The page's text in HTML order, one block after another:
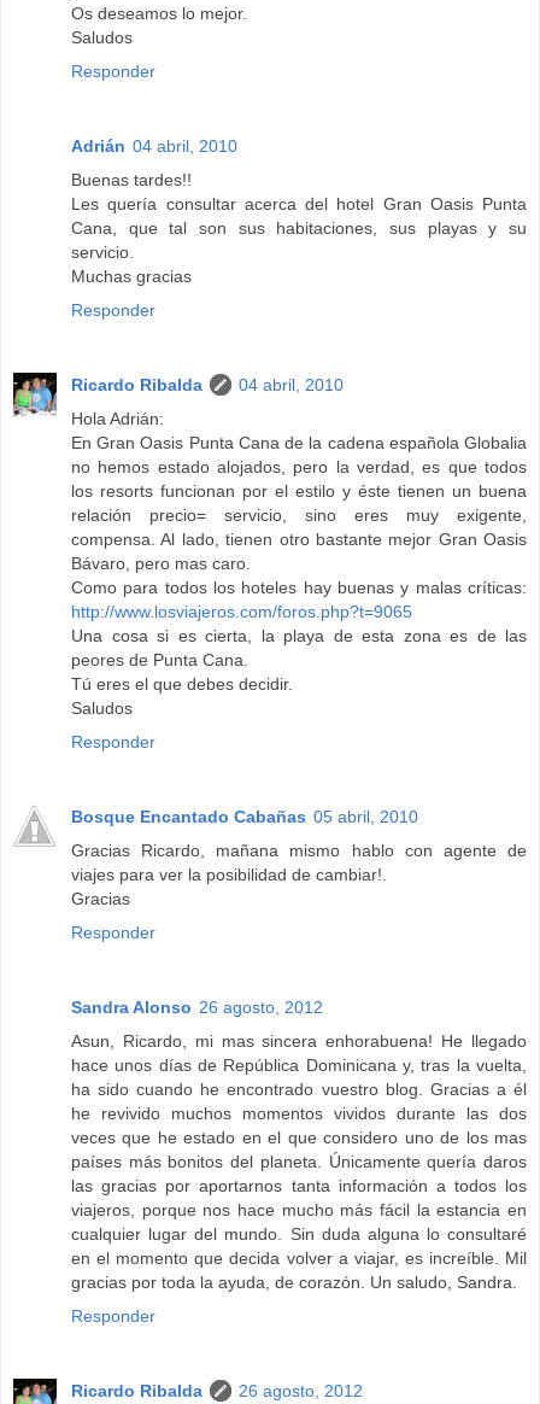
Os deseamos lo mejor.
Saludos
Responder
Adrián 04 abril, 2010
Buenas tardes!!
Les quería consultar acerca del hotel Gran Oasis Punta
Cana, que tal son sus habitaciones, sus playas y su
servicio.
Muchas gracias
Responder
Ricardo Ribalda
04 abril, 2010
Hola Adrián:
En Gran Oasis Punta Cana de la cadena española Globalia
no hemos estado alojados, pero la verdad, es que todos
los resorts funcionan por el estilo y éste tienen un buena
relación precio= servicio, sino eres muy exigente,
compensa. Al lado, tienen otro bastante mejor Gran Oasis
Bávaro, pero mas caro.
Como para todos los hoteles hay buenas y malas críticas:
http://www.losviajeros.com/foros.php?t=9065
Una cosa si es cierta, la playa de esta zona es de las
peores de Punta Cana.
Tú eres el que debes decidir.
Saludos
Responder
Bosque Encantado Cabañas 05 abril, 2010
Gracias Ricardo, mañana mismo hablo con agente de
viajes para ver la posibilidad de cambiar!.
Gracias
Responder
Sandra Alonso 26 agosto, 2012
Asun, Ricardo, mi mas sincera enhorabuena! He llegado
hace unos días de República Dominicana y, tras la vuelta,
ha sido cuando he encontrado vuestro blog. Gracias a él
he revivido muchos momentos vividos durante las dos
veces que he estado en el que considero uno de los mas
países más bonitos del planeta. Únicamente quería daros
las gracias por aportarnos tanta información a todos los
viajeros, porque nos hace mucho más fácil la estancia en
cualquier lugar del mundo. Sin duda alguna lo consultaré
en el momento que decida volver a viajar, es increíble. Mil
gracias por toda la ayuda, de corazón. Un saludo, Sandra.
Responder
Ricardo Ribalda 26 agosto, 2012